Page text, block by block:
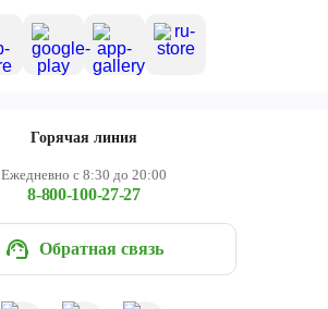
Горячая линия
Ежедневно с 8:30 до 20:00
8-800-100-27-27
Обратная связь